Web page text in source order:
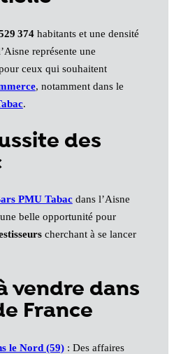
374habitants et une densité
représente une
ceux qui souhaitent
, notamment dans le
.
des
PMU Tabacdans l’Aisne
belle opportunité pour
cherchant à se lancer
vendre dans
France
le Nord (59): Des affaires